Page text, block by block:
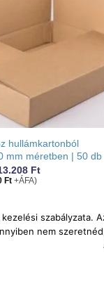
hullámkartonból
mm méretben | 50 db
FtCurrent
Ft+ÁFA)
szabályzata.
nem